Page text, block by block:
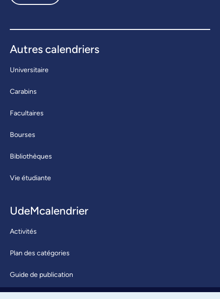
Autres calendriers
Universitaire
Carabins
Facultaires
Bourses
Bibliothèques
Vie étudiante
UdeMcalendrier
Activités
Plan des catégories
Guide de publication